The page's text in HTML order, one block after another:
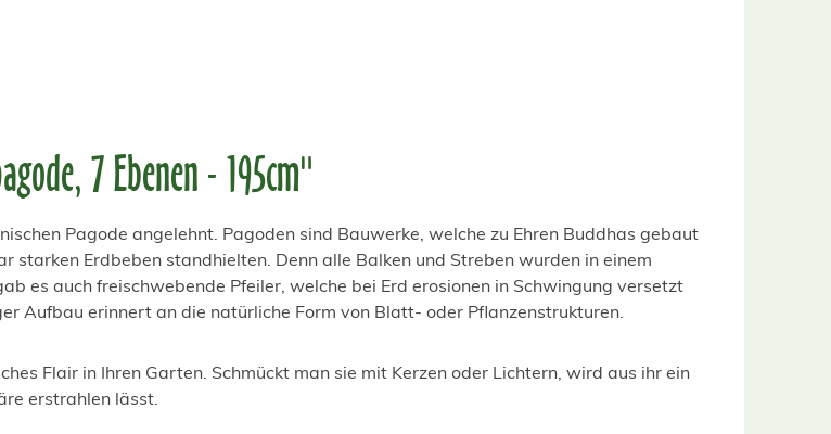
7 Ebenen - 195cm"
Pagode angelehnt. Pagoden sind Bauwerke, welche zu Ehren Buddhas gebaut
Erdbeben standhielten. Denn alle Balken und Streben wurden in einem
es auch freischwebende Pfeiler, welche bei Erd erosionen in Schwingung versetzt
Aufbau erinnert an die natürliche Form von Blatt- oder Pflanzenstrukturen.
Flair in Ihren Garten. Schmückt man sie mit Kerzen oder Lichtern, wird aus ihr ein
erstrahlen lässt.